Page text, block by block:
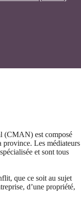
(CMAN) est composé
province. Les médiateurs
et sont tous
que ce soit au sujet
d’une propriété,